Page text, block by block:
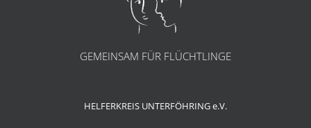
GEMEINSAM FÜR FLÜCHTLINGE
HELFERKREIS UNTERFÖHRING e.V.